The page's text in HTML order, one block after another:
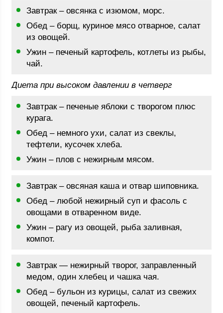
Завтрак – овсянка с изюмом, морс.
Обед – борщ, куриное мясо отварное, салат
из овощей.
Ужин – печеный картофель, котлеты из рыбы,
чай.
Диета при высоком давлении в четверг
Завтрак – печеные яблоки с творогом плюс
курага.
Обед – немного ухи, салат из свеклы,
тефтели, кусочек хлеба.
Ужин – плов с нежирным мясом.
Завтрак – овсяная каша и отвар шиповника.
Обед – любой нежирный суп и фасоль с
овощами в отваренном виде.
Ужин – рагу из овощей, рыба заливная,
компот.
Завтрак — нежирный творог, заправленный
медом, один хлебец и чашка чая.
Обед – бульон из курицы, салат из свежих
овощей, печеный картофель.